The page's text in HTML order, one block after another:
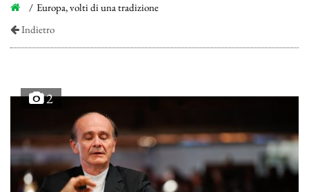
Europa, volti di una tradizione
Indietro
2